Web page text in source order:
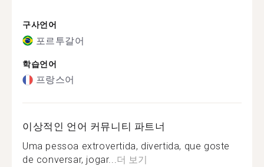
구사언어
포르투갈어
학습언어
프랑스어
이상적인 언어 커뮤니티 파트너
Uma pessoa extrovertida, divertida, que goste
de conversar, jogar...더 보기